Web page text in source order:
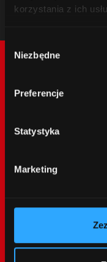
korzystania z ich
Wybór
zgody
Niezbędne
Preferencje
Statystyka
Marketing